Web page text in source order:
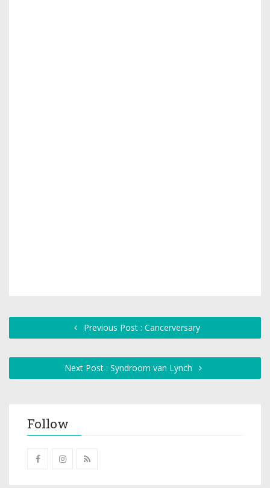
Previous Post : Cancerversary
Next Post : Syndroom van Lynch
Follow